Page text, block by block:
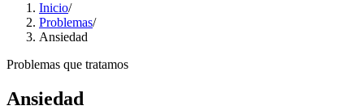
Inicio/
Problemas/
Ansiedad
Problemas que tratamos
Ansiedad